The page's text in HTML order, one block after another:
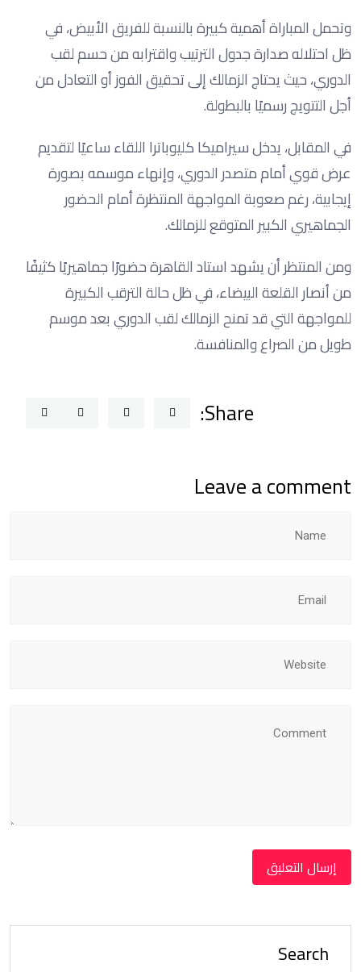
وتحمل المباراة أهمية كبيرة بالنسبة للفريق الأبيض، في
ظل احتلاله صدارة جدول الترتيب واقترابه من حسم لقب
الدوري، حيث يحتاج الزمالك إلى تحقيق الفوز أو التعادل من
أجل التتويج رسميًا بالبطولة.
في المقابل، يدخل سيراميكا كليوباترا اللقاء ساعيًا لتقديم
عرض قوي أمام متصدر الدوري، وإنهاء موسمه بصورة
إيجابية، رغم صعوبة المواجهة المنتظرة أمام الحضور
الجماهيري الكبير المتوقع للزمالك.
ومن المنتظر أن يشهد استاد القاهرة حضورًا جماهيريًا كثيفًا
من أنصار القلعة البيضاء، في ظل حالة الترقب الكبيرة
للمواجهة التي قد تمنح الزمالك لقب الدوري بعد موسم
طويل من الصراع والمنافسة.
Share:
Leave a comment
Search